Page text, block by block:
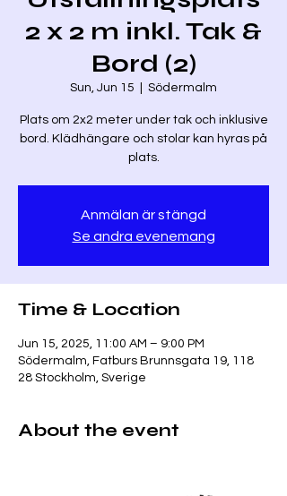
2 x 2 m inkl. Tak &
Bord (2)
Sun, Jun 15 Södermalm
Plats om 2x2 meter under tak och inklusive
bord. Klädhängare och stolar kan hyras på
plats.
Anmälan är stängd
Se andra evenemang
Time & Location
Jun 15, 2025, 11:00 AM – 9:00 PM
Södermalm, Fatburs Brunnsgata 19, 118
28 Stockholm, Sverige
About the event